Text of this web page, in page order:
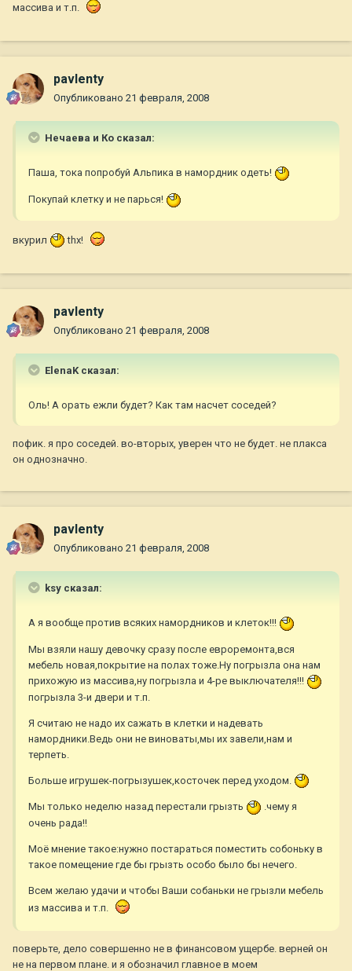
массива и т.п.
pavlenty
Опубликовано 21 февраля, 2008
Нечаева и Ко сказал:
Паша, тока попробуй Альпика в намордник одеть!
Покупай клетку и не парься!
вкурил thx!
pavlenty
Опубликовано 21 февраля, 2008
ElenaK сказал:
Оль! А орать ежли будет? Как там насчет соседей?
пофик. я про соседей. во-вторых, уверен что не будет. не плакса
он однозначно.
pavlenty
Опубликовано 21 февраля, 2008
ksy сказал:
А я вообще против всяких намордников и клеток!!!
Мы взяли нашу девочку сразу после евроремонта,вся
мебель новая,покрытие на полах тоже.Ну погрызла она нам
прихожую из массива,ну погрызла и 4-ре выключателя!!!
погрызла 3-и двери и т.п.
Я считаю не надо их сажать в клетки и надевать
намордники.Ведь они не виноваты,мы их завели,нам и
терпеть.
Больше игрушек-погрызушек,косточек перед уходом.
Мы только неделю назад перестали грызть
.чему я
очень рада!!
Моё мнение такое:нужно постараться поместить собоньку в
такое помещение где бы грызть особо было бы нечего.
Всем желаю удачи и чтобы Ваши собаньки не грызли мебель
из массива и т.п.
поверьте, дело совершенно не в финансовом ущербе. верней он
не на первом плане. и я обозначил главное в моем